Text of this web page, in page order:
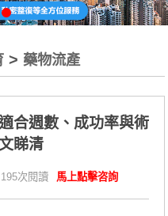
> 藥物流產
合週數、成功率與術
睇清
次閱讀 馬上點擊咨詢